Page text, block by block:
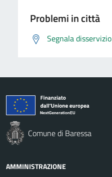
Problemi in città
Segnala disservizio
Comune di Baressa
AMMINISTRAZIONE